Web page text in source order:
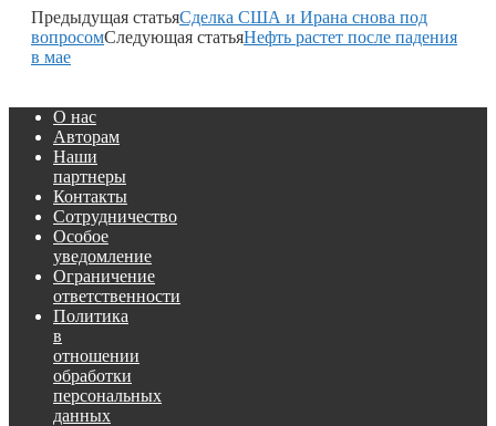
Предыдущая статьяСделка США и Ирана снова под
вопросомСледующая статьяНефть растет после падения
в мае
О нас
Авторам
Наши
партнеры
Контакты
Сотрудничество
Особое
уведомление
Ограничение
ответственности
Политика
в
отношении
обработки
персональных
данных